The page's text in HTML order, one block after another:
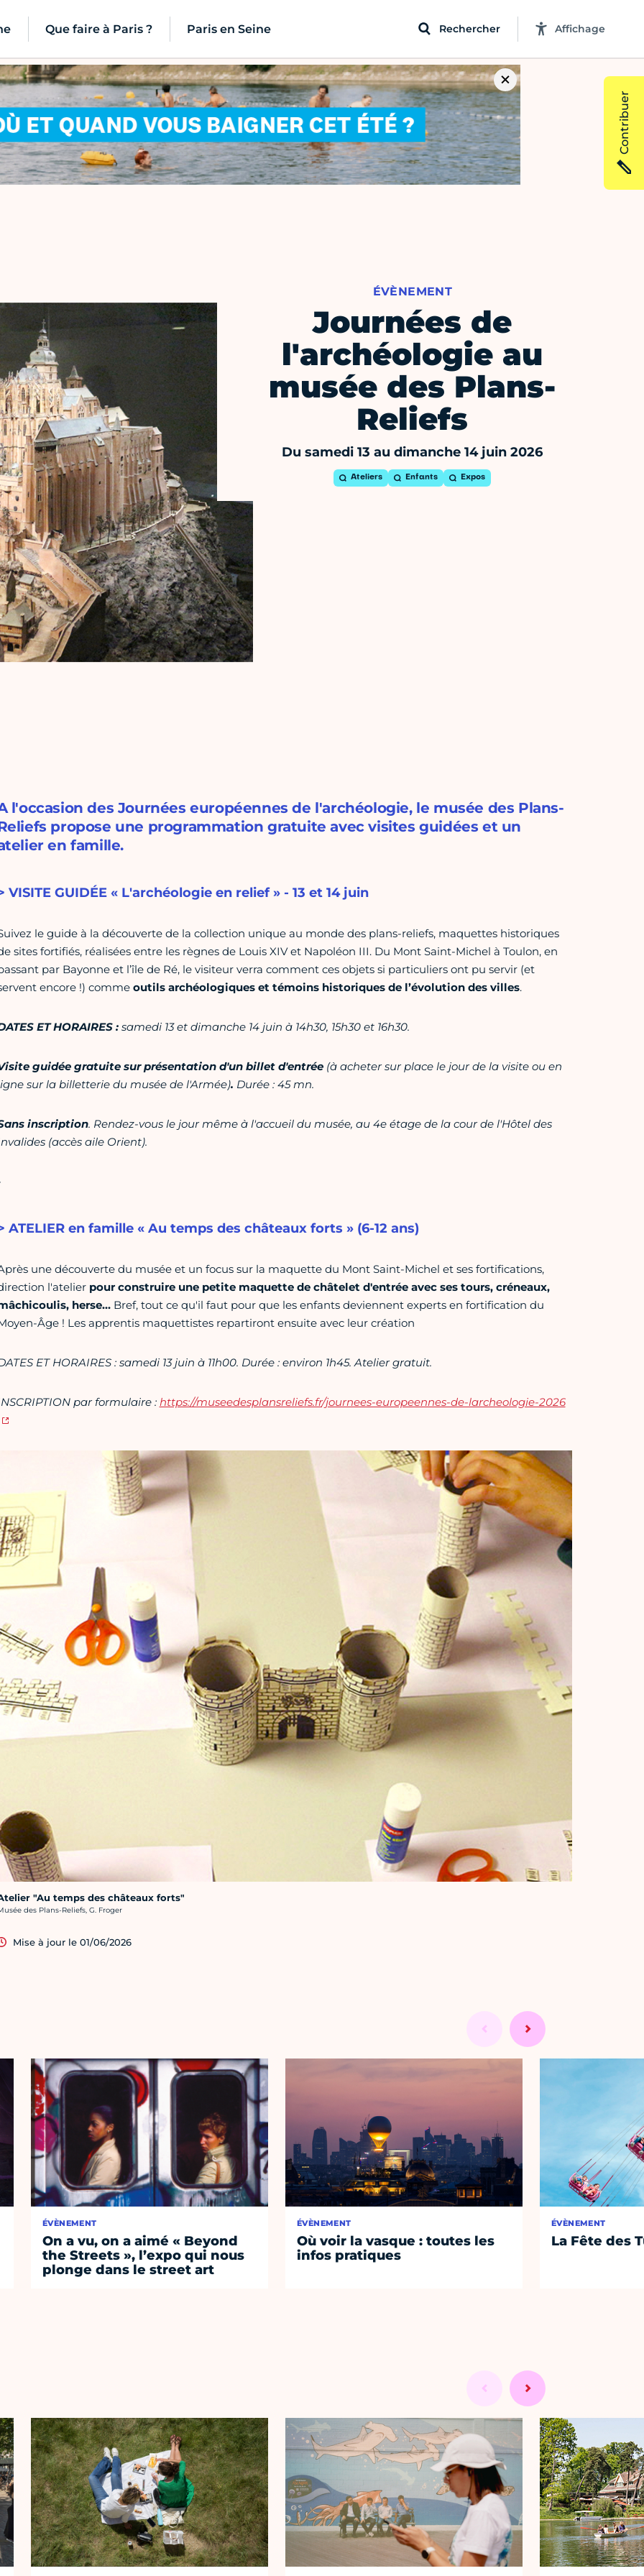
Que faire à Paris ? Paris en Seine Rechercher Affichage
ÉVÈNEMENT
Journées de
l'archéologie au
musée des Plans-
Reliefs
Du samedi 13 au dimanche 14 juin 2026
Ateliers Enfants Expos
l'occasion des Journées européennes de l'archéologie, le musée des Plans-
propose une programmation gratuite avec visites guidées et un
en famille.
VISITE GUIDÉE « L'archéologie en relief » - 13 et 14 juin
le guide à la découverte de la collection unique au monde des plans-reliefs, maquettes historiques
sites fortifiés, réalisées entre les règnes de Louis XIV et Napoléon III. Du Mont Saint-Michel à Toulon, en
par Bayonne et l’île de Ré, le visiteur verra comment ces objets si particuliers ont pu servir (et
encore !) commeoutils archéologiques et témoins historiques de l’évolution des villes.
ET HORAIRES :samedi 13 et dimanche 14 juin à 14h30, 15h30 et 16h30.
guidée gratuite sur présentation d'un billet d'entrée (à acheter sur place le jour de la visite ou en
sur la billetterie du musée de l'Armée). Durée : 45 mn.
inscription. Rendez-vous le jour même à l'accueil du musée, au 4e étage de la cour de l'Hôtel des
(accès aile Orient).
ATELIER en famille « Au temps des châteaux forts » (6-12 ans)
une découverte du musée et un focus sur la maquette du Mont Saint-Michel et ses fortifications,
l'atelierpour construire une petite maquette de châtelet d'entrée avec ses tours, créneaux,
herse…Bref, tout ce qu'il faut pour que les enfants deviennent experts en fortification du
Âge ! Les apprentis maquettistes repartiront ensuite avec leur création
ET HORAIRES : samedi 13 juin à 11h00. Durée : environ 1h45. Atelier gratuit.
par formulaire : https://museedesplansreliefs.fr/journees-europeennes-de-larcheologie-2026
"Au temps des châteaux forts"
photo :
des Plans-Reliefs, G. Froger
Mise à jour le 01/06/2026
ÉVÈNEMENT
On a vu, on a aimé « Beyond
the Streets », l’expo qui nous
plonge dans le street art
ÉVÈNEMENT
Où voir la vasque : toutes les
infos pratiques
ÉVÈNEMENT
La Fête des
Contribuer